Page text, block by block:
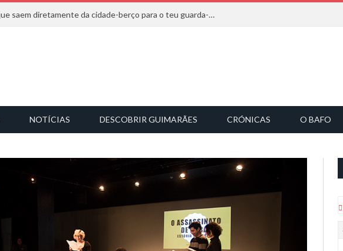
20 marcas que saem diretamente da cidade-berço para o teu guarda-roupa
NOTÍCIAS DESCOBRIR GUIMARÃES CRÓNICAS O BAFO